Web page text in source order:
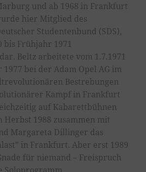
und ab 1968 in Frankfurt
hier Mitglied des
Studentenbund (SDS),
bis Frühjahr 1971
Beltz arbeitete vom 1.7.1971
1977 bei der Adam Opel AG im
Bestrebungen
Kampf in Frankfurt
auf Kabarettbühnen
Herbst 1988 zusammen mit
Margareta Dillinger das
in Frankfurt. Aber erst 1989
für niemand – Freispruch